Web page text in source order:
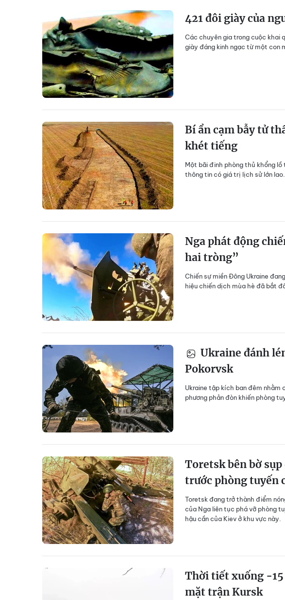
421 đôi giày của
Các chuyên gia trong cuộc khai
giày đáng kinh ngạc từ một con
Bí ẩn cạm bẫy tử
khét tiếng
Một bãi đinh phòng thủ khổng
thông tin có giá trị lịch sử lớn lao.
Nga phát động
hai tròng”
Chiến sự miền Đông Ukraine
hiệu chiến dịch mùa hè đã bắt
Ukraine đánh
Pokorvsk
Ukraine tập kích ban đêm nhằm
phương phản đòn khiến phòng
Toretsk bên bờ
trước phòng tuyến
Toretsk đang trở thành điểm
của Nga liên tục phá vỡ phòng
hậu cần của Kiev ở khu vực này.
Thời tiết xuống -
mặt trận Kursk